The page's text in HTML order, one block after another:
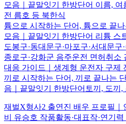
모음｜끝말잇기 한방단어 이름,
전 름호 등 북한식
튬으로 시작하는 단어, 튬으로 끝
모음｜끝말잇기 한방단어 리튬 스
도봉구·동대문구·마포구·서대문구
종로구·강화군 음주운전 면허취소
대응 가이드｜생계형 운전자 구제
끼로 시작하는 단어, 끼로 끝나는
음｜끝말잇기 한방단어토끼, 도끼,
재벌X형사2 출연진 배우 프로필｜
비 유승호 작품활동·대표작·연기